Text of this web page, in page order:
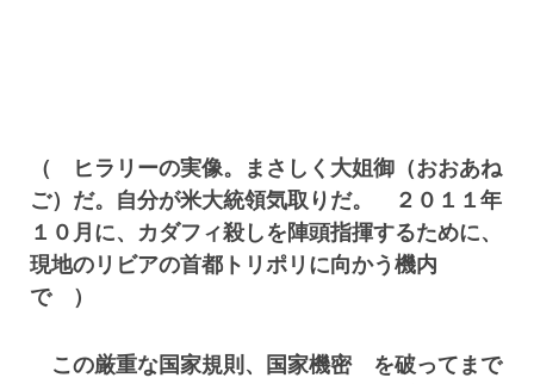
（ ヒラリーの実像。まさしく大姐御（おおあね
ご）だ。自分が米大統領気取りだ。 ２０１１年
１０月に、カダフィ殺しを陣頭指揮するために、
現地のリビアの首都トリポリに向かう機内
で ）
この厳重な国家規則、国家機密 を破ってまで